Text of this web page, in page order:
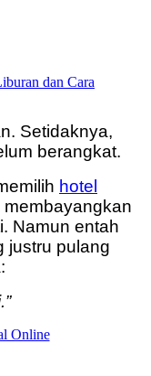
Setidaknya,
berangkat.
hotel
membayangkan
Namun entah
justru pulang